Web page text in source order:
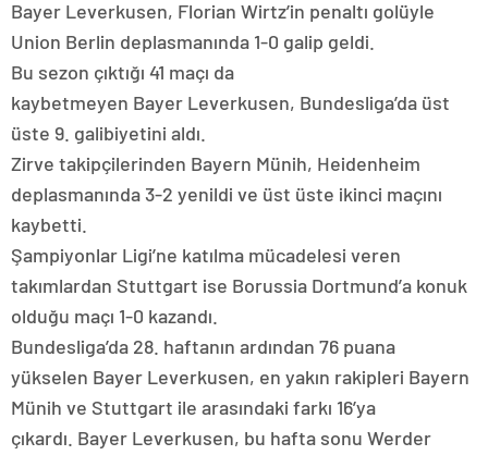
Bayer Leverkusen, Florian Wirtz’in penaltı golüyle
Union Berlin deplasmanında 1-0 galip geldi.
Bu sezon çıktığı 41 maçı da
kaybetmeyen Bayer Leverkusen, Bundesliga’da üst
üste 9. galibiyetini aldı.
Zirve takipçilerinden Bayern Münih, Heidenheim
deplasmanında 3-2 yenildi ve üst üste ikinci maçını
kaybetti.
Şampiyonlar Ligi’ne katılma mücadelesi veren
takımlardan Stuttgart ise Borussia Dortmund’a konuk
olduğu maçı 1-0 kazandı.
Bundesliga’da 28. haftanın ardından 76 puana
yükselen Bayer Leverkusen, en yakın rakipleri Bayern
Münih ve Stuttgart ile arasındaki farkı 16’ya
çıkardı. Bayer Leverkusen, bu hafta sonu Werder